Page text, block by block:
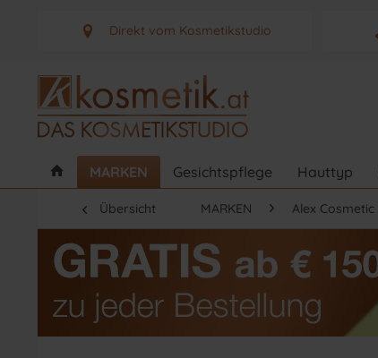
Direkt vom Kosmetikstudio
MARKEN Gesichtspflege Hauttyp
Übersicht MARKEN Alex Cosmetic